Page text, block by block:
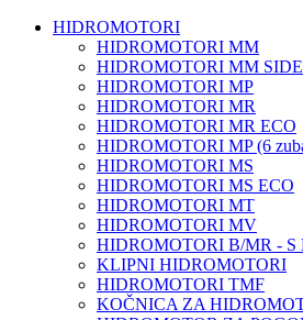
HIDROMOTORI
HIDROMOTORI MM
HIDROMOTORI MM SIDE
HIDROMOTORI MP
HIDROMOTORI MR
HIDROMOTORI MR ECO
HIDROMOTORI MP (6
HIDROMOTORI MS
HIDROMOTORI MS ECO
HIDROMOTORI MT
HIDROMOTORI MV
HIDROMOTORI B/MR -
KLIPNI HIDROMOTORI
HIDROMOTORI TMF
KOČNICA ZA